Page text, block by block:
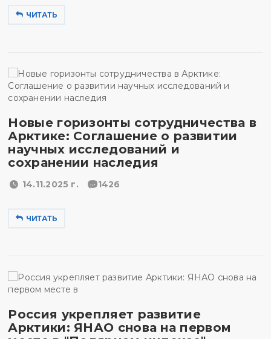
ЧИТАТЬ
Новые горизонты сотрудничества в
Арктике: Соглашение о развитии
научных исследований и
сохранении наследия
14.11.2025 г. 1426
ЧИТАТЬ
Россия укрепляет развитие
Арктики: ЯНАО снова на первом